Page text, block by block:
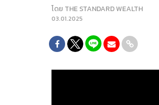
โดย THE STANDARD WEALTH
03.01.2025